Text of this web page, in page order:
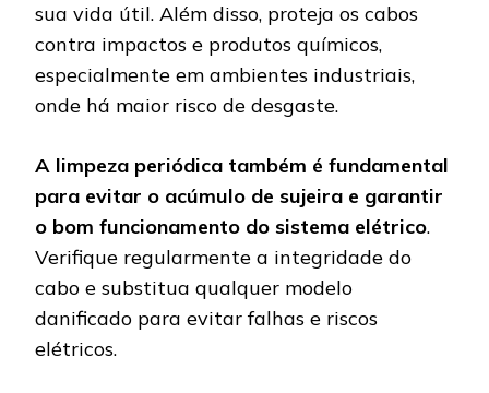
sua vida útil. Além disso, proteja os cabos
contra impactos e produtos químicos,
especialmente em ambientes industriais,
onde há maior risco de desgaste.
A limpeza periódica também é fundamental
para evitar o acúmulo de sujeira e garantir
o bom funcionamento do sistema elétrico.
Verifique regularmente a integridade do
cabo e substitua qualquer modelo
danificado para evitar falhas e riscos
elétricos.